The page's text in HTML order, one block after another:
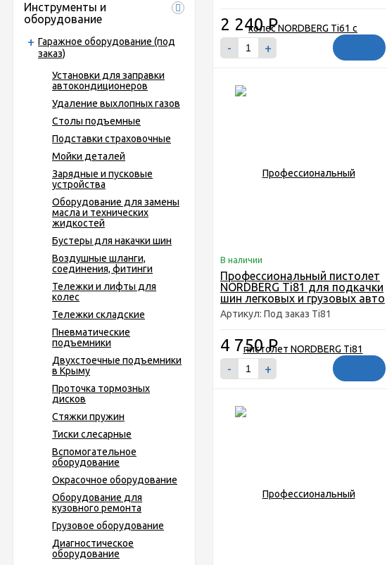
Инструменты и
оборудование
Гаражное оборудование (под
заказ)
Установки для заправки
автокондиционеров
Удаление выхлопных газов
Столы подъемные
Подставки страховочные
Мойки деталей
Зарядные и пусковые
устройства
Оборудование для замены
масла и технических
жидкостей
Бустеры для накачки шин
Воздушные шланги,
соединения, фитинги
Тележки и лифты для
колес
Тележки складские
Пневматические
подъемники
Двухстоечные подъемники
в Крыму
Проточка тормозных
дисков
Стяжки пружин
Тиски слесарные
Вспомогательное
оборудование
Окрасочное оборудование
Оборудование для
кузовного ремонта
Грузовое оборудование
Диагностическое
оборудование
2 240Р
- +
В наличии
Профессиональный пистолет
NORDBERG Ti81 для подкачки
шин легковых и грузовых авто
Артикул: Под заказ Ti81
4 750Р
- +